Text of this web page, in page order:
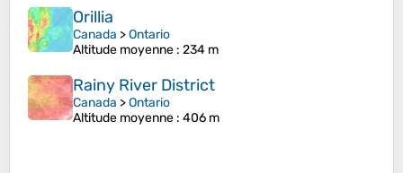
Orillia
Canada >Ontario
Altitude moyenne : 234 m
Rainy River District
Canada >Ontario
Altitude moyenne : 406 m